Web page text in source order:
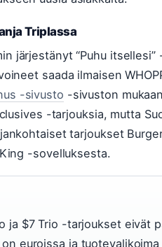
Triplassa
järjestänyt “Puhu itsellesi”
saada ilmaisen
-sivusto -sivuston
-tarjouksia, mutta
tarjoukset
-sovelluksesta.
ja $7 Trio -tarjoukset eivät
euroissa ja tuotevalikoima